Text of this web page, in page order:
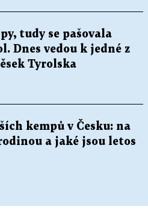
tudy se pašovala
Dnes vedou k jedné z
Tyrolska
kempů v Česku: na
a jaké jsou letos